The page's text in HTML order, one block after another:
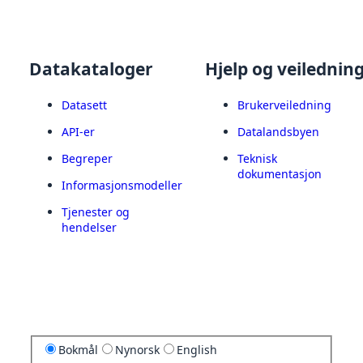
Datakataloger
Datasett
API-er
Begreper
Informasjonsmodeller
Tjenester og
hendelser
Hjelp og
Brukerveiledning
Datalandsbyen
Teknisk
dokumentasjon
Bokmål Nynorsk English